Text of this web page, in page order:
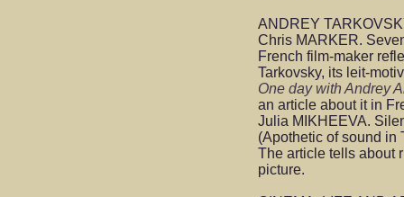
ANDREY
Chris MARKER.
French film-maker
Tarkovsky, its leit-
One day with Andrey
an article about it in
Julia MIKHEEVA.
(Apothetic of sound in
The article tells about
picture.